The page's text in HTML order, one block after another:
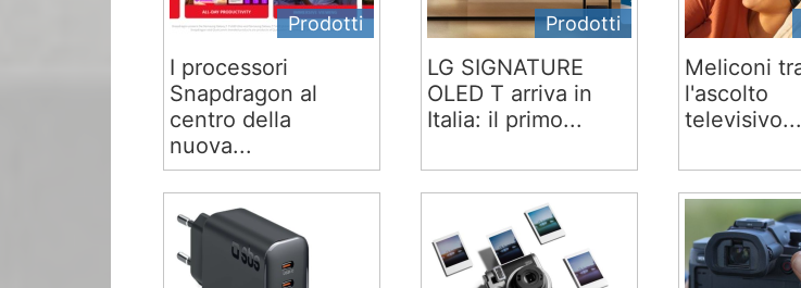
Prodotti
I processori
Snapdragon al
centro della
nuova...
Prodotti
LG SIGNATURE
OLED T arriva in
Italia: il primo...
Meliconi
l'ascolto
televisivo...